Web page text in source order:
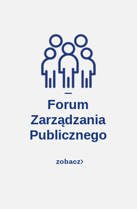
Forum
Zarządzania
Publicznego
zobacz